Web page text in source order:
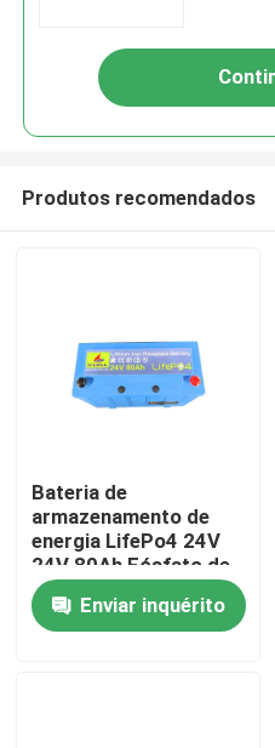
Casa
Produtos
Produtos recomendados
Bateria de
armazenamento de
energia LifePo4 24V
24V 80Ah Fósfato de
ferro de lítio LifePo4
Bateria com BMS
Enviar inquérito